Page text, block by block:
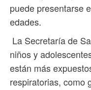
puede presentarse
edades.
La Secretaría de
niños y
están más
respiratorias, como